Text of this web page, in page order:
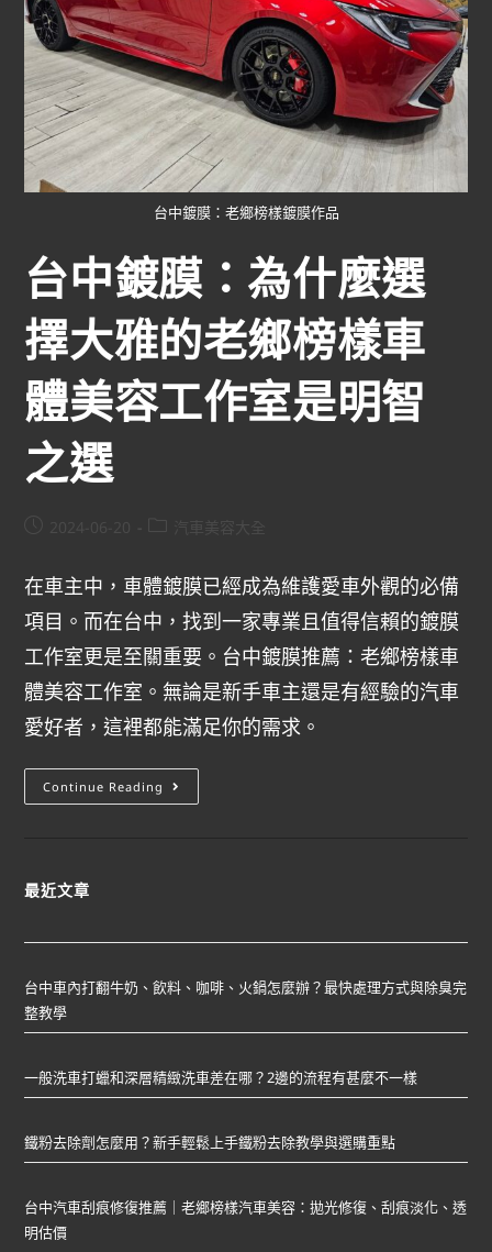
台中鍍膜：老鄉榜樣鍍膜作品
台中鍍膜：為什麼選
擇大雅的老鄉榜樣車
體美容工作室是明智
之選
汽車美容大全
在車主中，車體鍍膜已經成為維護愛車外觀的必備
項目。而在台中，找到一家專業且值得信賴的鍍膜
工作室更是至關重要。台中鍍膜推薦：老鄉榜樣車
體美容工作室。無論是新手車主還是有經驗的汽車
愛好者，這裡都能滿足你的需求。
Continue Reading
最近文章
台中車內打翻牛奶、飲料、咖啡、火鍋怎麼辦？最快處理方式與除臭完
整教學
一般洗車打蠟和深層精緻洗車差在哪？2邊的流程有甚麼不一樣
鐵粉去除劑怎麼用？新手輕鬆上手鐵粉去除教學與選購重點
台中汽車刮痕修復推薦｜老鄉榜樣汽車美容：拋光修復、刮痕淡化、透
明估價